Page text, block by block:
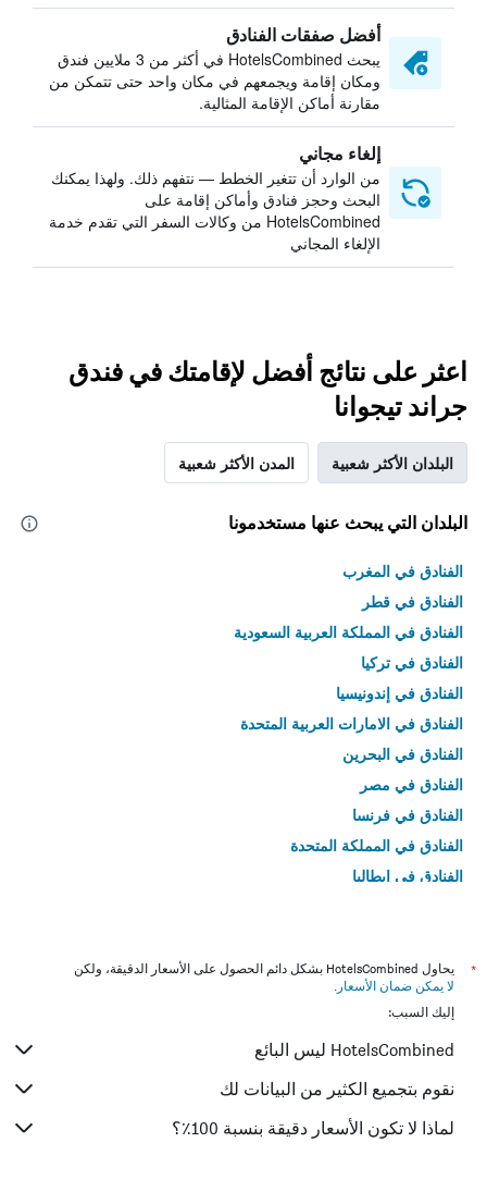
أفضل صفقات الفنادق
يبحث HotelsCombined في أكثر من 3 ملايين فندق
ومكان إقامة ويجمعهم في مكان واحد حتى تتمكن من
مقارنة أماكن الإقامة المثالية.
إلغاء مجاني
من الوارد أن تتغير الخطط — نتفهم ذلك. ولهذا يمكنك
البحث وحجز فنادق وأماكن إقامة على
HotelsCombined من وكالات السفر التي تقدم خدمة
الإلغاء المجاني
اعثر على نتائج أفضل لإقامتك في فندق
جراند تيجوانا
البلدان الأكثر شعبية المدن الأكثر شعبية
البلدان التي يبحث عنها مستخدمونا
الفنادق في المغرب
الفنادق في قطر
الفنادق في المملكة العربية السعودية
الفنادق في تركيا
الفنادق في إندونيسيا
الفنادق في الامارات العربية المتحدة
الفنادق في البحرين
الفنادق في مصر
الفنادق في فرنسا
الفنادق في المملكة المتحدة
الفنادق في إيطاليا
*
يحاول HotelsCombined بشكل دائم الحصول على الأسعار الدقيقة، ولكن
لا يمكن ضمان الأسعار .
إليك السبب:
HotelsCombined ليس البائع
نقوم بتجميع الكثير من البيانات لك
لماذا لا تكون الأسعار دقيقة بنسبة 100٪؟